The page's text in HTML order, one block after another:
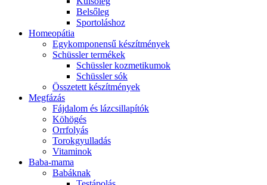
Belsőleg
Sportoláshoz
Homeopátia
Egykomponensű készítmények
Schüssler termékek
Schüssler kozmetikumok
Schüssler sók
Összetett készítmények
Megfázás
Fájdalom és lázcsillapítók
Köhögés
Orrfolyás
Torokgyulladás
Vitaminok
Baba-mama
Babáknak